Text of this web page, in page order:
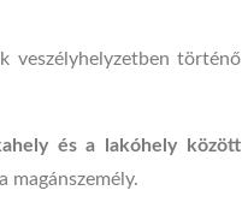
veszélyhelyzetben történő
és a lakóhely között
a magánszemély.